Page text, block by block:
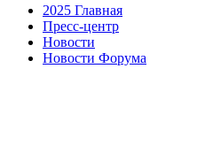
2025 Главная
Пресс-центр
Новости
Новости Форума